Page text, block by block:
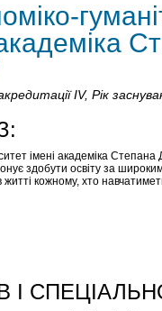
IV, Рік
імені академіка
здобути освіту за
кожному, хто
І